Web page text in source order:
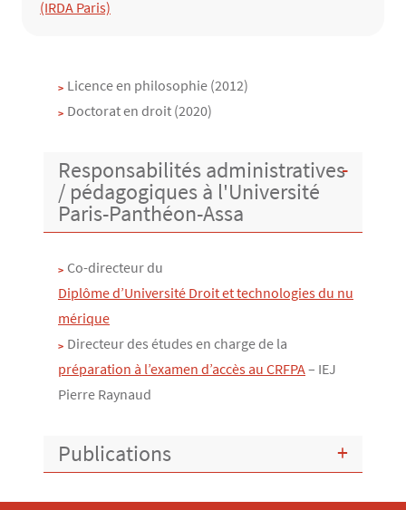
(IRDA Paris)
Contenu
TexteLicence en philosophie (2012)
Doctorat en droit (2020)
Responsabilités administratives
/ pédagogiques à l'Université
Paris-Panthéon-Assa
Co-directeur du
Diplôme d’Université Droit et technologies du nu
mérique
Directeur des études en charge de la
préparation à l’examen d’accès au CRFPA– IEJ
Pierre Raynaud
Publications